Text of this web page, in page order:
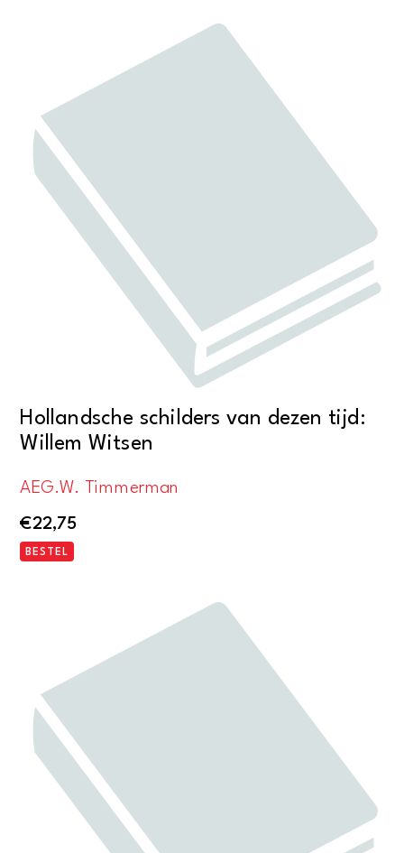
Hollandsche schilders van dezen tijd:
Willem Witsen
AEG.W. Timmerman
€22,75
BESTEL